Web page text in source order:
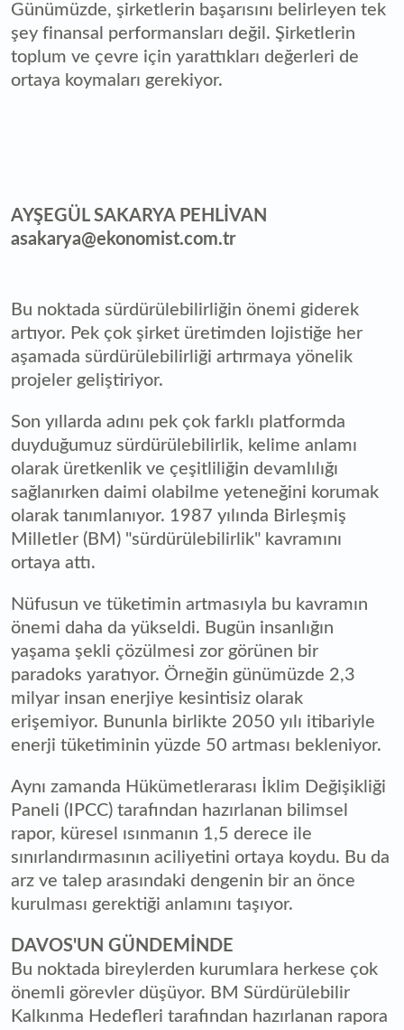
Günümüzde, şirketlerin başarısını belirleyen tek
şey finansal performansları değil. Şirketlerin
toplum ve çevre için yarattıkları değerleri de
ortaya koymaları gerekiyor.
AYŞEGÜL SAKARYA PEHLİVAN
asakarya@ekonomist.com.tr
Bu noktada sürdürülebilirliğin önemi giderek
artıyor. Pek çok şirket üretimden lojistiğe her
aşamada sürdürülebilirliği artırmaya yönelik
projeler geliştiriyor.
Son yıllarda adını pek çok farklı platformda
duyduğumuz sürdürülebilirlik, kelime anlamı
olarak üretkenlik ve çeşitliliğin devamlılığı
sağlanırken daimi olabilme yeteneğini korumak
olarak tanımlanıyor. 1987 yılında Birleşmiş
Milletler (BM) "sürdürülebilirlik" kavramını
ortaya attı.
Nüfusun ve tüketimin artmasıyla bu kavramın
önemi daha da yükseldi. Bugün insanlığın
yaşama şekli çözülmesi zor görünen bir
paradoks yaratıyor. Örneğin günümüzde 2,3
milyar insan enerjiye kesintisiz olarak
erişemiyor. Bununla birlikte 2050 yılı itibariyle
enerji tüketiminin yüzde 50 artması bekleniyor.
Aynı zamanda Hükümetlerarası İklim Değişikliği
Paneli (IPCC) tarafından hazırlanan bilimsel
rapor, küresel ısınmanın 1,5 derece ile
sınırlandırmasının aciliyetini ortaya koydu. Bu da
arz ve talep arasındaki dengenin bir an önce
kurulması gerektiği anlamını taşıyor.
DAVOS'UN GÜNDEMİNDE
Bu noktada bireylerden kurumlara herkese çok
önemli görevler düşüyor. BM Sürdürülebilir
Kalkınma Hedefleri tarafından hazırlanan rapora